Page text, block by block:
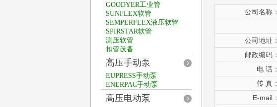
GOODYER工业管
SUNFLEX软管
SEMPERFLEX液压软管
SPIRSTAR软管
测压软管
扣管设备
高压手动泵
EUPRESS手动泵
ENERPAC手动泵
高压电动泵
公司名称：
公司地址：
邮政编码：
电 话：
传 真：
E-mail：